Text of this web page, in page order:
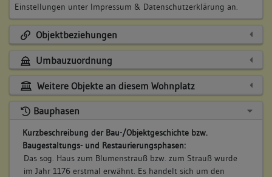
Einstellungen unter Impressum & Datenschutzerklärung an.
Objektbeziehungen
Umbauzuordnung
Weitere Objekte an diesem Wohnplatz
Bauphasen
Kurzbeschreibung der Bau-/Objektgeschichte bzw.
Baugestaltungs- und Restaurierungsphasen:
Das sog. Haus zum Blumenstrauß bzw. zum Strauß wurde
im Jahr 1176 erstmal erwähnt. Es handelt sich um den